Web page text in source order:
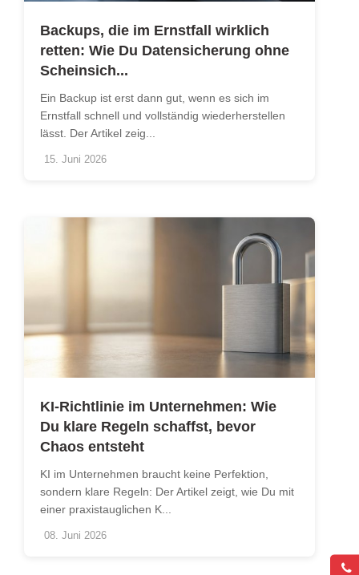
Backups, die im Ernstfall wirklich
retten: Wie Du Datensicherung ohne
Scheinsich...
Ein Backup ist erst dann gut, wenn es sich im
Ernstfall schnell und vollständig wiederherstellen
lässt. Der Artikel zeig...
15. Juni 2026
KI-Richtlinie im Unternehmen: Wie
Du klare Regeln schaffst, bevor
Chaos entsteht
KI im Unternehmen braucht keine Perfektion,
sondern klare Regeln: Der Artikel zeigt, wie Du mit
einer praxistauglichen K...
08. Juni 2026